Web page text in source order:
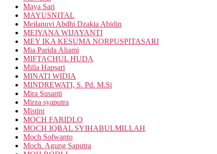
Maya Sari
MAYUSNITAL
Meilanuvi Abdhi Dzakia Abidin
MEIYANA WIJAYANTI
MEY IKA KESUMA NORPUSPITASARI
Mia Parida Aliami
MIFTACHUL HUDA
Milla Hapsari
MINATI WIDIA
MINDREWATI, S. Pd. M.Si
Mira Susanti
Mirza syaputra
Mistini
MOCH FARIDLO
MOCH IQBAL SYIHABULMILLAH
Moch Sofwanto
Moch. Agung Saputra